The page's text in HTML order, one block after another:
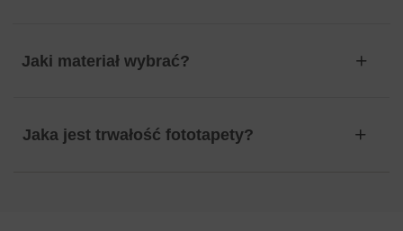
Jaki materiał wybrać?
Jaka jest trwałość fototapety?